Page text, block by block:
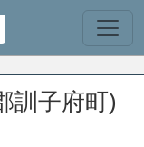
訓子府町)